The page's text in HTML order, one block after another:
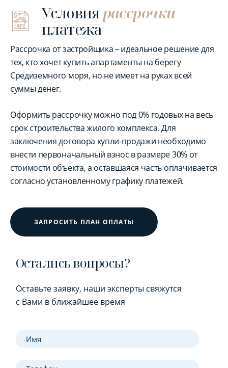
Условиярассрочки
платежа
Рассрочка от застройщика – идеальное решение для
тех, кто хочет купить апартаменты на берегу
Средиземного моря, но не имеет на руках всей
суммы денег.
Оформить рассрочку можно под 0% годовых на весь
срок строительства жилого комплекса. Для
заключения договора купли-продажи необходимо
внести первоначальный взнос в размере 30% от
стоимости объекта, а оставшаяся часть оплачивается
согласно установленному графику платежей.
ЗАПРОСИТЬ ПЛАН ОПЛАТЫ
Остались вопросы?
Оставьте заявку, наши эксперты свяжутся
с Вами в ближайшее время